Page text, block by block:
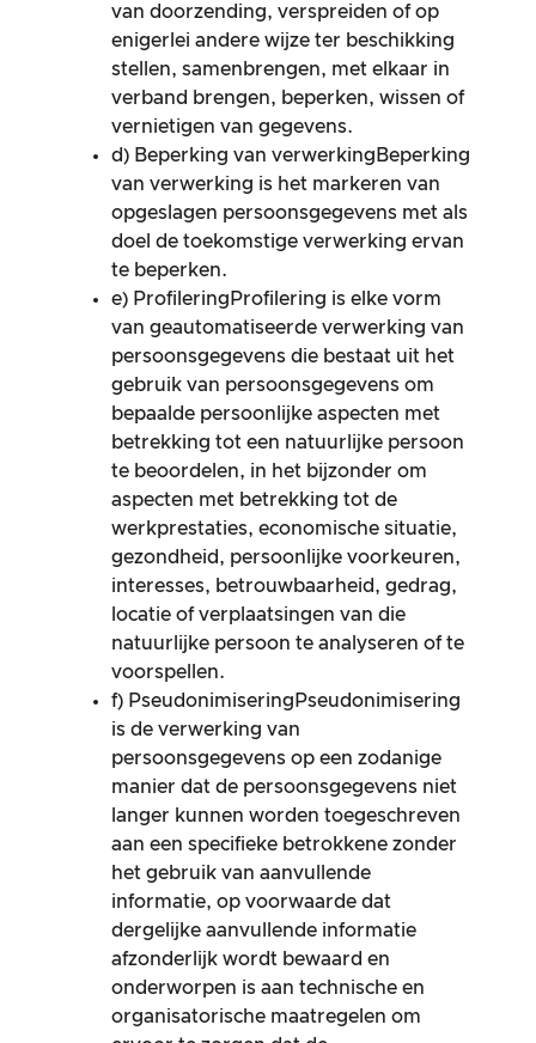
van doorzending, verspreiden of op
enigerlei andere wijze ter beschikking
stellen, samenbrengen, met elkaar in
verband brengen, beperken, wissen of
vernietigen van gegevens.
d) Beperking van verwerkingBeperking
van verwerking is het markeren van
opgeslagen persoonsgegevens met als
doel de toekomstige verwerking ervan
te beperken.
e) ProfileringProfilering is elke vorm
van geautomatiseerde verwerking van
persoonsgegevens die bestaat uit het
gebruik van persoonsgegevens om
bepaalde persoonlijke aspecten met
betrekking tot een natuurlijke persoon
te beoordelen, in het bijzonder om
aspecten met betrekking tot de
werkprestaties, economische situatie,
gezondheid, persoonlijke voorkeuren,
interesses, betrouwbaarheid, gedrag,
locatie of verplaatsingen van die
natuurlijke persoon te analyseren of te
voorspellen.
f) PseudonimiseringPseudonimisering
is de verwerking van
persoonsgegevens op een zodanige
manier dat de persoonsgegevens niet
langer kunnen worden toegeschreven
aan een specifieke betrokkene zonder
het gebruik van aanvullende
informatie, op voorwaarde dat
dergelijke aanvullende informatie
afzonderlijk wordt bewaard en
onderworpen is aan technische en
organisatorische maatregelen om